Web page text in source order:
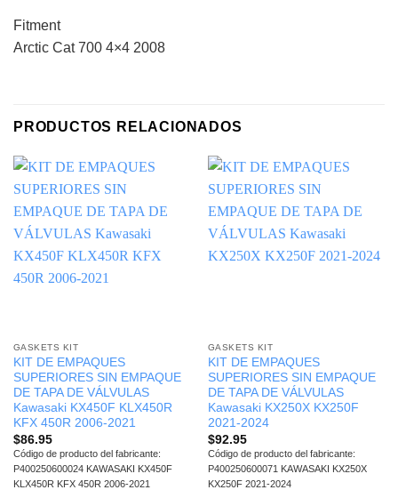
Fitment
Arctic Cat 700 4×4 2008
PRODUCTOS RELACIONADOS
GASKETS KIT
KIT DE EMPAQUES
SUPERIORES SIN EMPAQUE
DE TAPA DE VÁLVULAS
Kawasaki KX450F KLX450R
KFX 450R 2006-2021
$86.95
Código de producto del fabricante:
P400250600024 KAWASAKI KX450F
KLX450R KFX 450R 2006-2021
GASKETS KIT
KIT DE EMPAQUES
SUPERIORES SIN EMPAQUE
DE TAPA DE VÁLVULAS
Kawasaki KX250X KX250F
2021-2024
$92.95
Código de producto del fabricante:
P400250600071 KAWASAKI KX250X
KX250F 2021-2024